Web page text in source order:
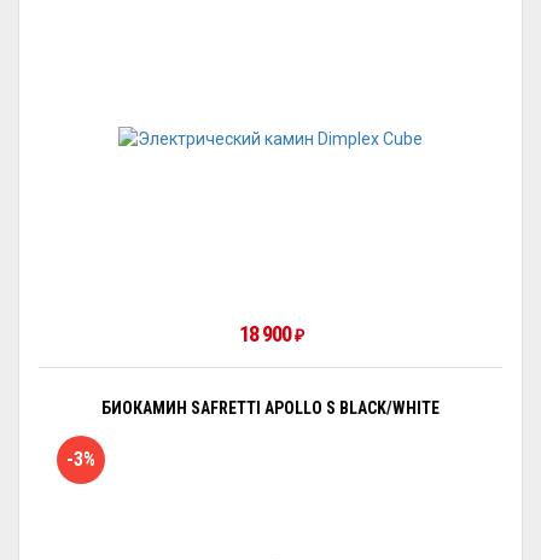
18 900₽
БИОКАМИН SAFRETTI APOLLO S BLACK/WHITE
-3%